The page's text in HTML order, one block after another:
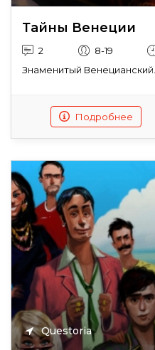
Тайны Венеции
2 8-19
Знаменитый Венецианский...
Подробнее
Questoria